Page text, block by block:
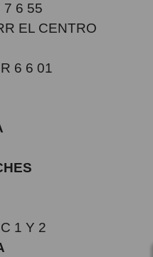
7 6 55
EL CENTRO
6 6 01
1 Y 2